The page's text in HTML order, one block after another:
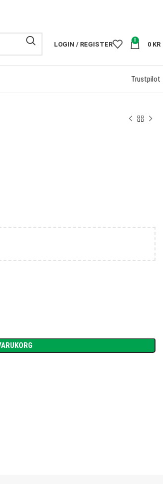
LOGIN / REGISTER
0
0 KR
Trustpilot